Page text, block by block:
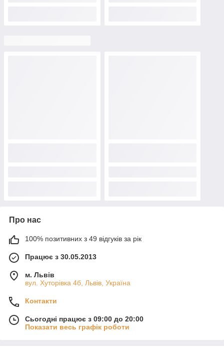
Про нас
100% позитивних з 49 відгуків за рік
Працює з 30.05.2013
м. Львів
вул. Хуторівка 4б, Львів, Україна
Контакти
Сьогодні працює з 09:00 до 20:00
Показати весь графік роботи